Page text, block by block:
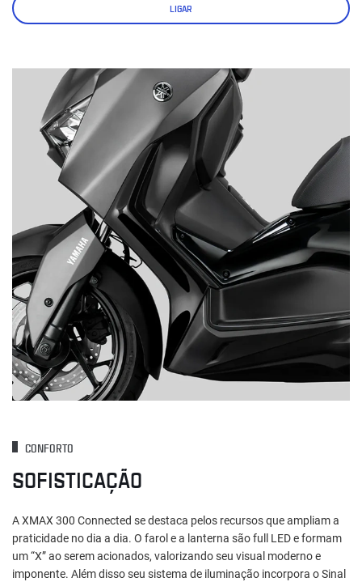
LIGAR
CONFORTO
SOFISTICAÇÃO
A XMAX 300 Connected se destaca pelos recursos que ampliam a
praticidade no dia a dia. O farol e a lanterna são full LED e formam
um “X” ao serem acionados, valorizando seu visual moderno e
imponente. Além disso seu sistema de iluminação incorpora o Sinal